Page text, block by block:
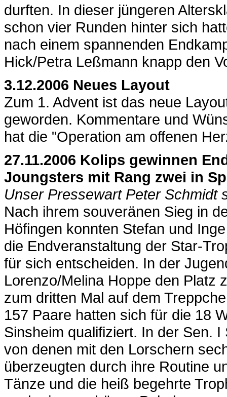
durften. In dieser jüngeren
schon vier Runden hinter sich
nach einem spannenden
Hick/Petra Leßmann knapp den
3.12.2006 Neues Layout
Zum 1. Advent ist das neue
geworden. Kommentare und
hat die "Operation am offenen
27.11.2006 Kolips gewinnen
Joungsters mit Rang zwei in
Unser Pressewart Peter Schmidt
Nach ihrem souveränen Sieg in
Höfingen konnten Stefan und
die Endveranstaltung der Star-
für sich entscheiden. In der
Lorenzo/Melina Hoppe den Platz
zum dritten Mal auf dem
157 Paare hatten sich für die 18
Sinsheim qualifiziert. In der Sen.
von denen mit den Lorschern
überzeugten durch ihre Routine
Tänze und die heiß begehrte